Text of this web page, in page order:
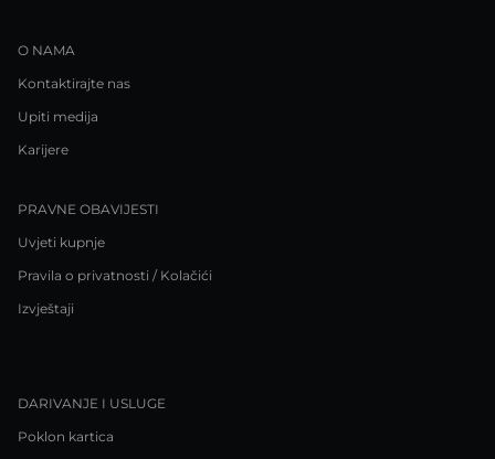
O NAMA
Kontaktirajte nas
Upiti medija
Karijere
PRAVNE OBAVIJESTI
Uvjeti kupnje
Pravila o privatnosti / Kolačići
Izvještaji
DARIVANJE I USLUGE
Poklon kartica